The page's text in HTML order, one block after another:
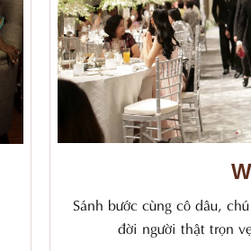
Sánh bước cùng cô dâu,
đời người thật trọn